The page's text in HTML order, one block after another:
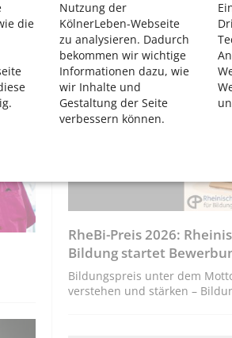
die
Nutzung der
KölnerLeben-Webseite
zu analysieren. Dadurch
bekommen wir wichtige
Informationen dazu, wie
wir Inhalte und
Gestaltung der Seite
verbessern können.
Klabes
UNSER KÖLN
RheBi-Preis 2026:
Bildung startet
Bildungspreis unter dem
verstehen und stärken –